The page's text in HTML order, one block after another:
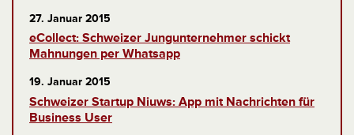
27. Januar 2015
eCollect: Schweizer Jungunternehmer schickt
Mahnungen per Whatsapp
19. Januar 2015
Schweizer Startup Niuws: App mit Nachrichten für
Business User